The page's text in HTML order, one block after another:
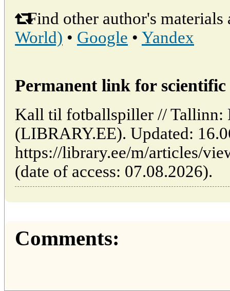
Find other author's materials
World) • Google • Yandex
Permanent link for
Kall til fotballspiller // Tallinn:
(LIBRARY.EE). Updated:
https://library.ee/m/articles/
(date of access: 07.08.2026).
Comments: